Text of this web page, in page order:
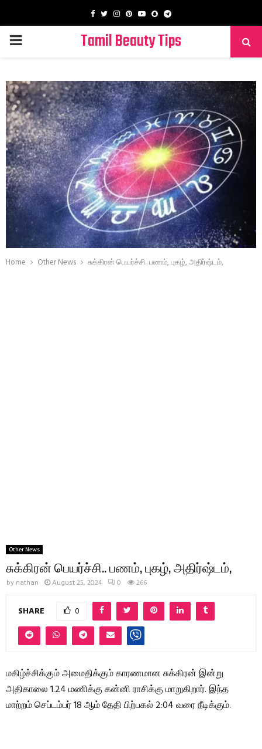
Facebook
TwitterInstagram
PinterestYoutube
SnapchatTelegram
PRIMARY
Tamil Beauty Tips
Home Other News சுக்கிரன் பெயர்ச்சி.. பணம், புகழ், அதிர்ஷ்டம்,
Other News
சுக்கிரன் பெயர்ச்சி.. பணம், புகழ், அதிர்ஷ்டம்,
by nathan August 25, 2024 0 266
SHARE 0
மகிழ்ச்சிக்கும் அமைதிக்கும் காரணமான சுக்கிரன் இன்று
அதிகாலை 1.24 மணிக்கு கன்னி ராசிக்கு மாறுகிறார். இந்த
மாற்றம் செப்டம்பர் 18 ஆம் தேதி பிற்பகல் 2:04 வரை நீடிக்கும்.